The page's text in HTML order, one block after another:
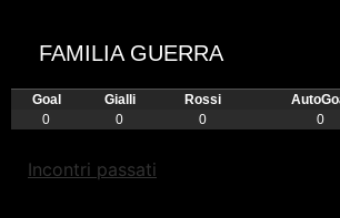
FAMILIA GUERRA
Goal Gialli Rossi
0
0 0 0
Incontri passati